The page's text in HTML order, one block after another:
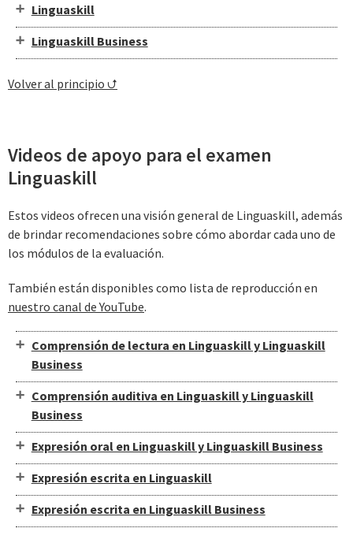
Linguaskill
Linguaskill Business
Volver al principio ⮍
Videos de apoyo para el examen
Linguaskill
Estos videos ofrecen una visión general de Linguaskill, además
de brindar recomendaciones sobre cómo abordar cada uno de
los módulos de la evaluación.
También están disponibles como lista de reproducción en
nuestro canal de YouTube.
Comprensión de lectura en Linguaskill y Linguaskill
Business
Comprensión auditiva en Linguaskill y Linguaskill
Business
Expresión oral en Linguaskill y Linguaskill Business
Expresión escrita en Linguaskill
Expresión escrita en Linguaskill Business